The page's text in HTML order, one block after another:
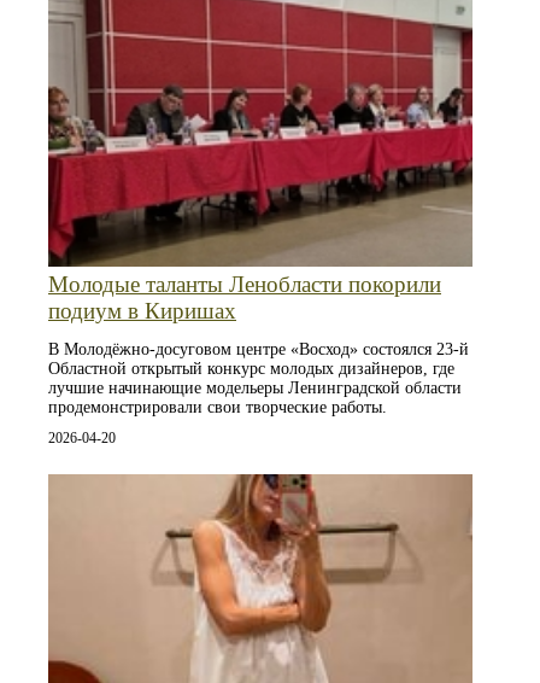
Молодые таланты Ленобласти покорили
подиум в Киришах
В Молодёжно-досуговом центре «Восход» состоялся 23-й
Областной открытый конкурс молодых дизайнеров, где
лучшие начинающие модельеры Ленинградской области
продемонстрировали свои творческие работы.
2026-04-20